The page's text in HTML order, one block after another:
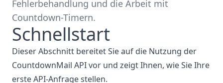
Fehlerbehandlung und die Arbeit mit
Countdown-Timern.
Schnellstart
Dieser Abschnitt bereitet Sie auf die Nutzung der
CountdownMail API vor und zeigt Ihnen, wie Sie Ihre
erste API-Anfrage stellen.